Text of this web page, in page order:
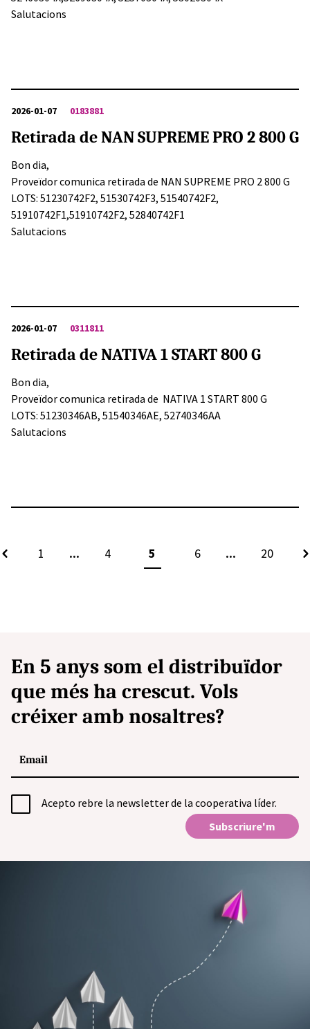
Salutacions
2026-01-07 0183881
Retirada de NAN SUPREME PRO 2 800 G
Bon dia,
Proveïdor comunica retirada de NAN SUPREME PRO 2 800 G
LOTS: 51230742F2, 51530742F3, 51540742F2,
51910742F1,51910742F2, 52840742F1
Salutacions
2026-01-07 0311811
Retirada de NATIVA 1 START 800 G
Bon dia,
Proveïdor comunica retirada de NATIVA 1 START 800 G
LOTS: 51230346AB, 51540346AE, 52740346AA
Salutacions
1 ... 4 5 6 ... 20
En 5 anys som el distribuïdor
que més ha crescut. Vols
créixer amb nosaltres?
Acepto rebre la newsletter de la cooperativa líder.
Subscriure'm